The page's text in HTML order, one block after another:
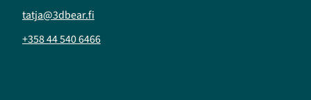
tatja@3dbear.fi
+358 44 540 6466